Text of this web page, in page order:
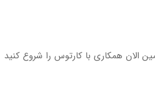
همکاری با کارتوس را شروع کنید